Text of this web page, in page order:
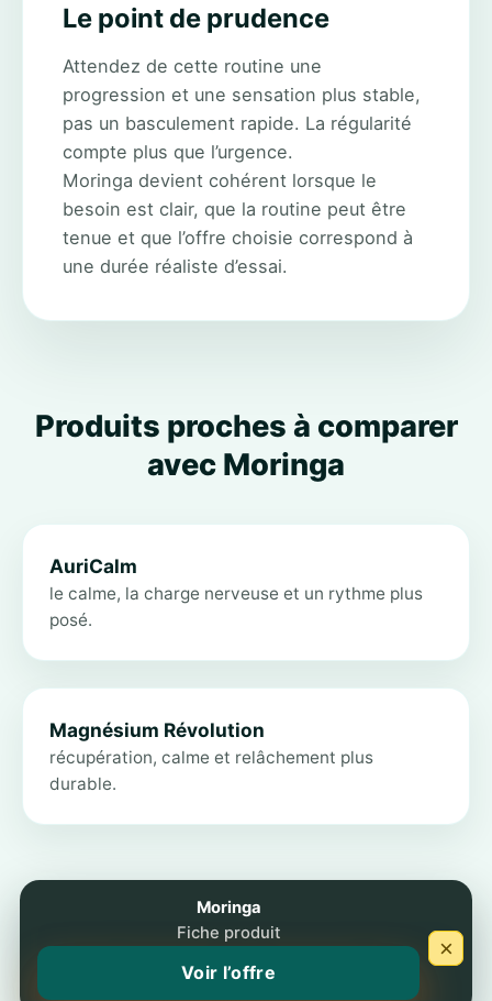
Le point de prudence
Attendez de cette routine une
progression et une sensation plus stable,
pas un basculement rapide. La régularité
compte plus que l’urgence.
Moringa devient cohérent lorsque le
besoin est clair, que la routine peut être
tenue et que l’offre choisie correspond à
une durée réaliste d’essai.
Produits proches à comparer
avec Moringa
AuriCalm
le calme, la charge nerveuse et un rythme plus
posé.
Magnésium Révolution
récupération, calme et relâchement plus
durable.
Moringa
Fiche produit
Voir l’offre
×
Ce site éditorial reste indépendant et ne remplace aucune
consultation individuelle.